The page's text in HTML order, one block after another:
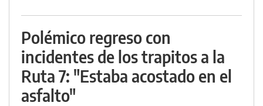
Polémico regreso con
incidentes de los trapitos a la
Ruta 7: "Estaba acostado en el
asfalto"